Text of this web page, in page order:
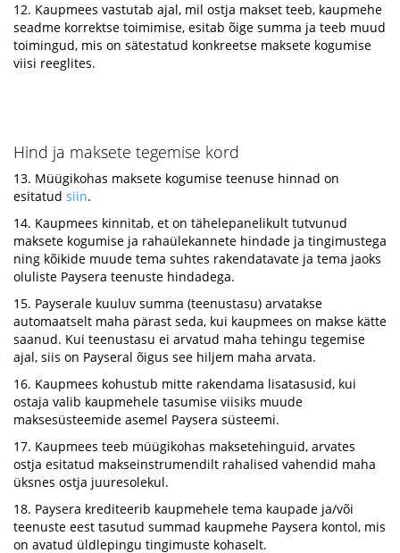
12. Kaupmees vastutab ajal, mil ostja makset teeb, kaupmehe
seadme korrektse toimimise, esitab õige summa ja teeb muud
toimingud, mis on sätestatud konkreetse maksete kogumise
viisi reeglites.
Hind ja maksete tegemise kord
13. Müügikohas maksete kogumise teenuse hinnad on
esitatud siin.
14. Kaupmees kinnitab, et on tähelepanelikult tutvunud
maksete kogumise ja rahaülekannete hindade ja tingimustega
ning kõikide muude tema suhtes rakendatavate ja tema jaoks
oluliste Paysera teenuste hindadega.
15. Payserale kuuluv summa (teenustasu) arvatakse
automaatselt maha pärast seda, kui kaupmees on makse kätte
saanud. Kui teenustasu ei arvatud maha tehingu tegemise
ajal, siis on Payseral õigus see hiljem maha arvata.
16. Kaupmees kohustub mitte rakendama lisatasusid, kui
ostaja valib kaupmehele tasumise viisiks muude
maksesüsteemide asemel Paysera süsteemi.
17. Kaupmees teeb müügikohas maksetehinguid, arvates
ostja esitatud makseinstrumendilt rahalised vahendid maha
üksnes ostja juuresolekul.
18. Paysera krediteerib kaupmehele tema kaupade ja/või
teenuste eest tasutud summad kaupmehe Paysera kontol, mis
on avatud üldlepingu tingimuste kohaselt.